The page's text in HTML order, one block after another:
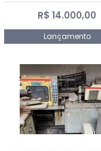
R$ 14.000,00
Lançamento